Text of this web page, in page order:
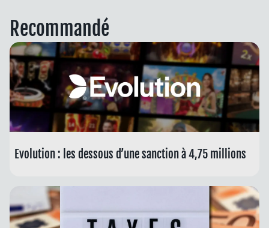
Recommandé
Evolution : les dessous d’une sanction à 4,75 millions